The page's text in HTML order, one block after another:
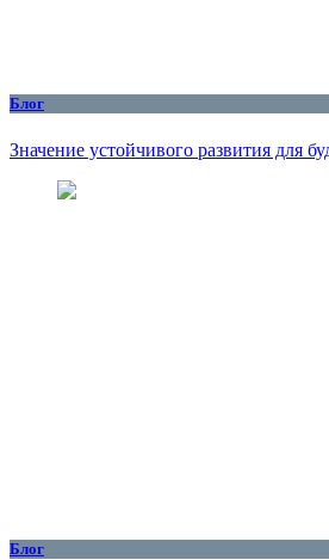
Блог
Значение устойчивого развития для
Блог